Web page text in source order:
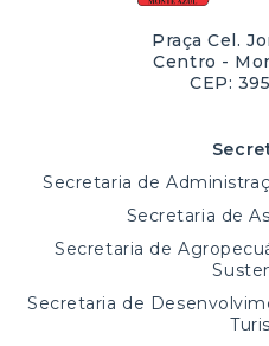
Praça Cel.
Centro -
CEP:
Secretaria de
Secretaria de
Secretaria de
Secretaria de